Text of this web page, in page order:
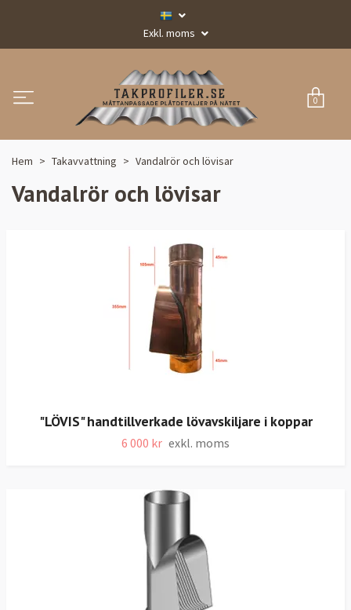
Exkl. moms
0
Hem Takavvattning Vandalrör och lövisar
Vandalrör och lövisar
"LÖVIS" handtillverkade lövavskiljare i koppar
6 000 kr exkl. moms